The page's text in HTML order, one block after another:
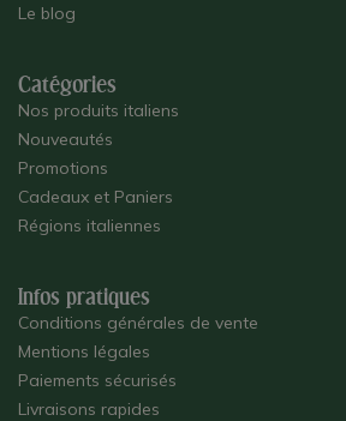
Le blog
Catégories
Nos produits italiens
Nouveautés
Promotions
Cadeaux et Paniers
Régions italiennes
Infos pratiques
Conditions générales de vente
Mentions légales
Paiements sécurisés
Livraisons rapides